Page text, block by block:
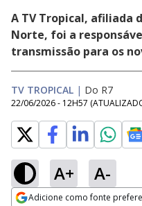
A TV Tropical, afiliada
Norte, foi a
transmissão para os
TV TROPICAL | Do R7
22/06/2026 - 12H57
A+ A-
Adicione como fonte